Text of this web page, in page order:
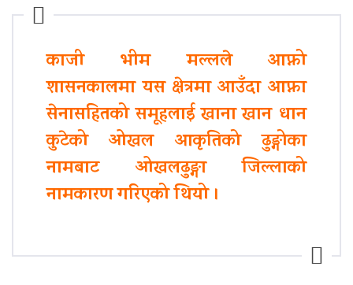
काजी भीम मल्लले आफ्नो
शासनकालमा यस क्षेत्रमा आउँदा आफ्ना
सेनासहितको समूहलाई खाना खान धान
कुटेको ओखल आकृतिको ढुङ्गोका
नामबाट ओखलढुङ्गा जिल्लाको
नामकारण गरिएको थियो ।